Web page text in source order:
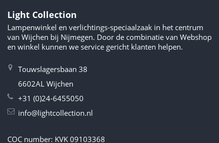
Light Collection
Lampenwinkel en verlichtings-speciaalzaak in het centrum
van Wijchen bij Nijmegen. Door de combinatie van Webshop
en winkel kunnen we service gericht klanten helpen.
Touwslagersbaan 38
6602AL Wijchen
+31 (0)24-6455050
info@lightcollection.nl
COC number: KVK 09103368